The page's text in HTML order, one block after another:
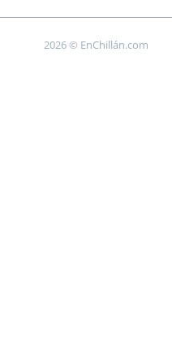
2026 © EnChillán.com